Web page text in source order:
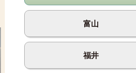
富山
福井